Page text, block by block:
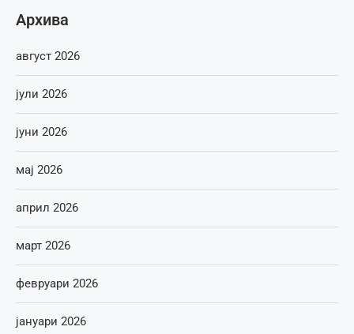
Архива
август 2026
јули 2026
јуни 2026
мај 2026
април 2026
март 2026
февруари 2026
јануари 2026